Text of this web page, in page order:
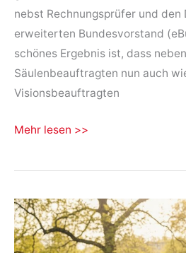
nebst Rechnungsprüfer und
erweiterten Bundesvorstand
schönes Ergebnis ist, dass
Säulenbeauftragten nun auch
Visionsbeauftragten
Landesparteitag
18.10.2025
Weimar
Mehr lesen >>